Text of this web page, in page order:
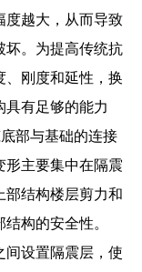
度越大，从而导致
坏。为提高传统抗
、刚度和延性，换
具有足够的能力
部与基础的连接
形主要集中在隔震
部结构楼层剪力和
构的安全性。
间设置隔震层，使